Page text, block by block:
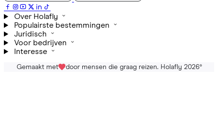
Over Holafly
Populairste bestemmingen
Juridisch
Voor bedrijven
Interesse
Gemaakt met door mensen die graag reizen. Holafly 2026®